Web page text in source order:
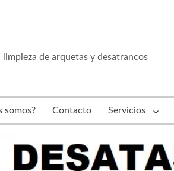
de arquetas y desatrancos
somos? Contacto Servicios